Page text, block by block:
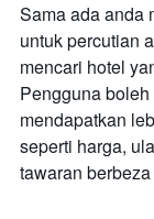
Sama ada anda
untuk percutian
mencari hotel
Pengguna
mendapatkan
seperti harga,
tawaran